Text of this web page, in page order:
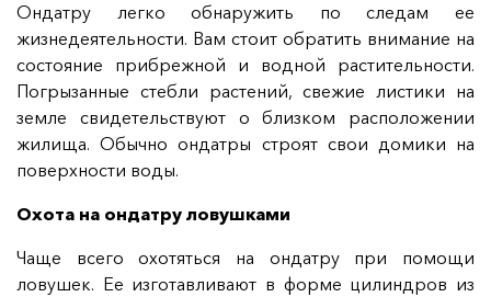
Ондатру легко обнаружить по следам ее
жизнедеятельности. Вам стоит обратить внимание на
состояние прибрежной и водной растительности.
Погрызанные стебли растений, свежие листики на
земле свидетельствуют о близком расположении
жилища. Обычно ондатры строят свои домики на
поверхности воды.
Охота на ондатру ловушками
Чаще всего охотяться на ондатру при помощи
ловушек. Ее изготавливают в форме цилиндров из